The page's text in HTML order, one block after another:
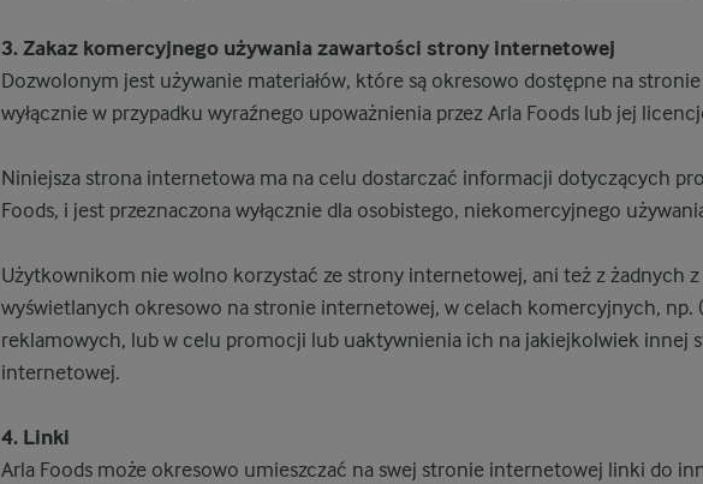
3. Zakaz komercyjnego używania zawartości strony internetowej
Dozwolonym jest używanie materiałów, które są okresowo dostępne na
wyłącznie w przypadku wyraźnego upoważnienia przez Arla Foods lub jej
Niniejsza strona internetowa ma na celu dostarczać informacji dotyczących
Foods, i jest przeznaczona wyłącznie dla osobistego, niekomercyjnego
Użytkownikom nie wolno korzystać ze strony internetowej, ani też z żadnych z
wyświetlanych okresowo na stronie internetowej, w celach komercyjnych, np.
reklamowych, lub w celu promocji lub uaktywnienia ich na jakiejkolwiek innej
internetowej.
4. Linki
Arla Foods może okresowo umieszczać na swej stronie internetowej linki do